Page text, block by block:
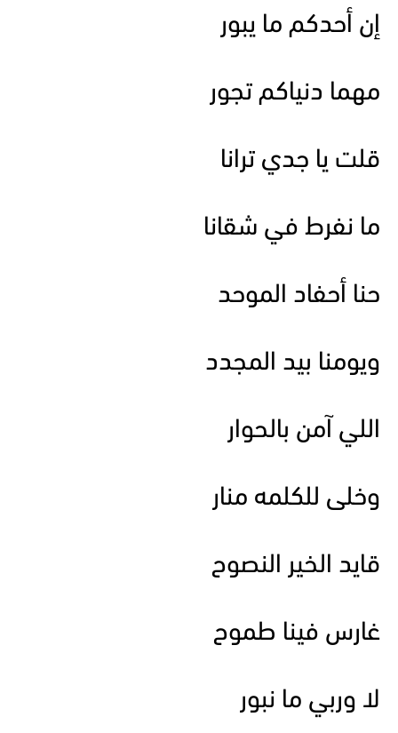
إن أحدكم ما يبور
مهما دنياكم تجور
قلت يا جدي ترانا
ما نفرط في شقانا
حنا أحفاد الموحد
ويومنا بيد المجدد
اللي آمن بالحوار
وخلى للكلمه منار
قايد الخير النصوح
غارس فينا طموح
لا وربي ما نبور